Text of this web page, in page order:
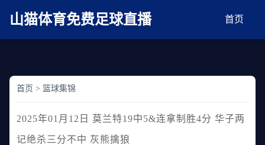
AV在线无码麻豆
山猫体育免费足球直播 首页
首页 > 篮球集锦
2025年01月12日 莫兰特19中5&连拿制胜4分 华子两
记绝杀三分不中 灰熊擒狼